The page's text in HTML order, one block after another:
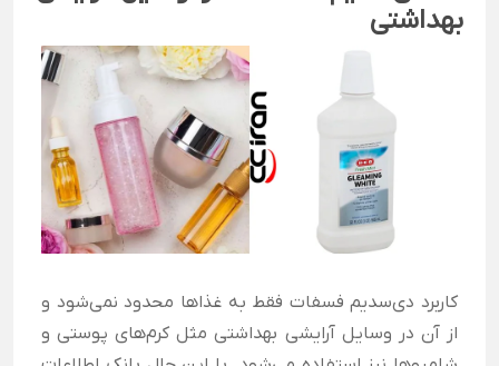
بهداشتی
کاربرد دی‌سدیم فسفات فقط به غذاها محدود نمی‌شود و
از آن در وسایل آرایشی بهداشتی مثل کرم‌های پوستی و